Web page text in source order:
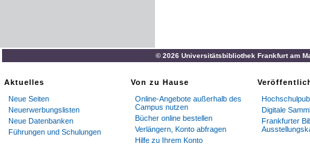
© 2026 Universitätsbibliothek Frankfurt am
Aktuelles
Neue Seiten
Neuerwerbungslisten
Neue Datenbanken
Führungen und Schulungen
Von zu Hause
Online-Angebote außerhalb des
Campus nutzen
Bücher online bestellen
Verlängern, Konto abfragen
Hilfe zu Ihrem Konto
Digitale
Frankfurter